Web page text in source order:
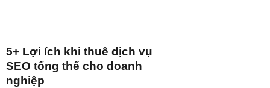
5+ Lợi ích khi thuê dịch vụ
SEO tổng thể cho doanh
nghiệp